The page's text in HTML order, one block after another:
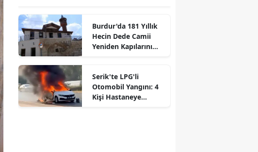
Burdur'da 181 Yıllık
Hecin Dede Camii
Yeniden Kapılarını
Serik'te LPG'li
Otomobil Yangını: 4
Kişi Hastaneye